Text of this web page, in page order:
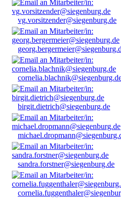
vg.vorsitzender@siegenburg.de
birgit.dietrich@siegenburg.de
sandra.forstner@siegenburg.de